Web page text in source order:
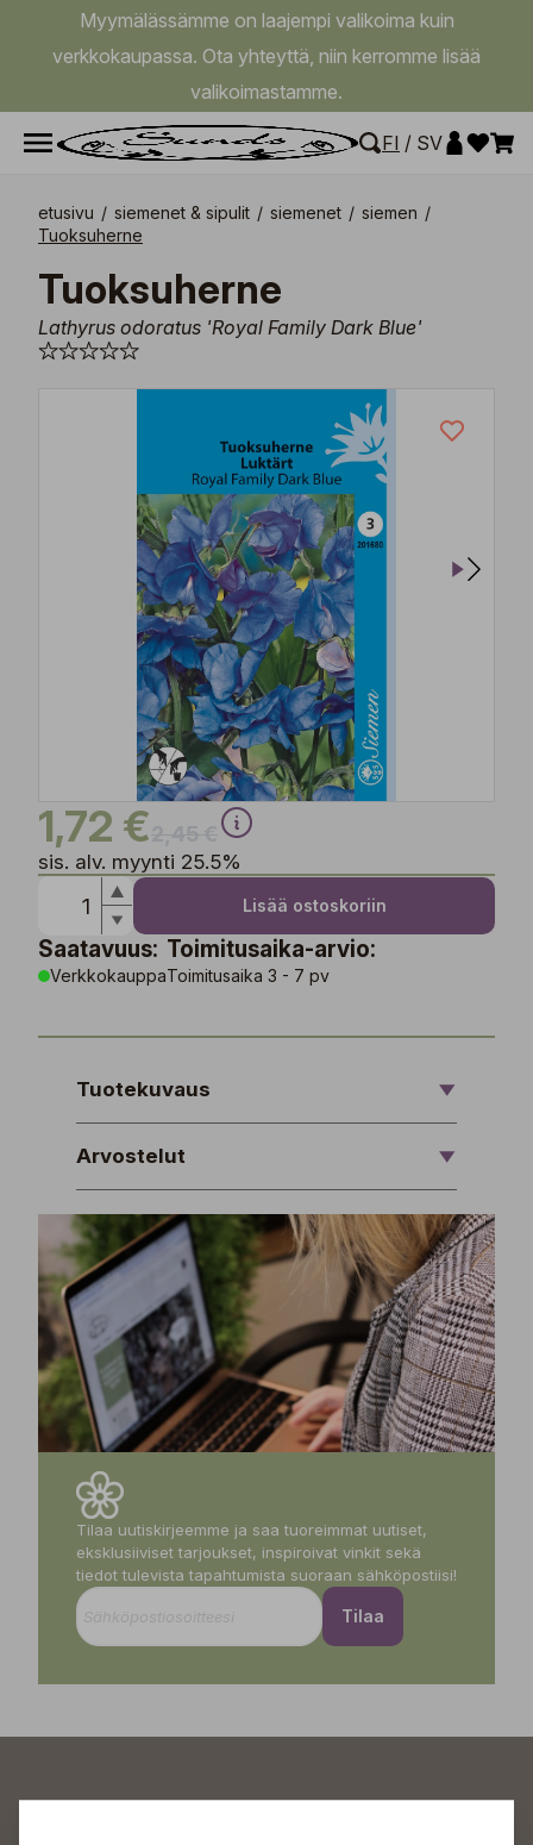
Myymälässämme on laajempi valikoima kuin
verkkokaupassa. Ota yhteyttä, niin kerromme lisää
valikoimastamme.
FI / SV
etusivu / siemenet & sipulit / siemenet / siemen /
Tuoksuherne
Tuoksuherne
Lathyrus odoratus 'Royal Family Dark Blue'
1,72 €
sis. alv. myynti 25.5%
Lisää ostoskoriin
Saatavuus:
Verkkokauppa
Toimitusaika-arvio:
Toimitusaika 3 - 7 pv
Tuotekuvaus
Arvostelut
Tilaa uutiskirjeemme ja saa tuoreimmat uutiset,
eksklusiiviset tarjoukset, inspiroivat vinkit sekä
tiedot tulevista tapahtumista suoraan sähköpostiisi!
Tilaa